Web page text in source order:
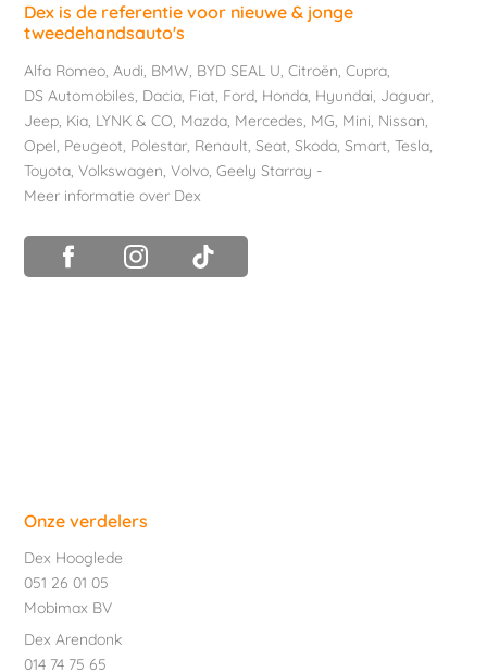
Dex is de referentie voor nieuwe & jonge
tweedehandsauto's
Alfa Romeo,Audi, BMW, BYD SEAL U,Citroën,Cupra,
DS Automobiles, Dacia, Fiat, Ford, Honda, Hyundai, Jaguar,
Jeep, Kia, LYNK & CO, Mazda, Mercedes, MG, Mini, Nissan,
Opel, Peugeot, Polestar, Renault,Seat,Skoda,Smart,Tesla,
Toyota,Volkswagen,Volvo,Geely Starray -
Meer informatie over Dex
Onze verdelers
Dex Hooglede
051 26 01 05
Mobimax BV
Dex Arendonk
014 74 75 65